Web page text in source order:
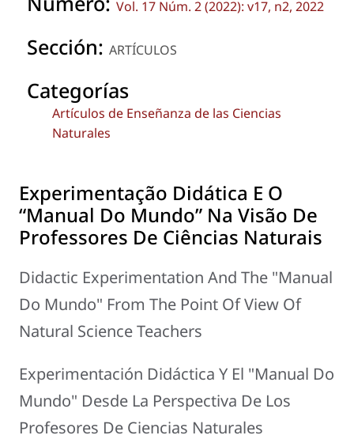
Vol. 17 Núm. 2 (2022): v17, n2, 2022
Sección: ARTÍCULOS
Categorías
Artículos de Enseñanza de las Ciencias
Naturales
Experimentação Didática E O
“Manual Do Mundo” Na Visão De
Professores De Ciências Naturais
Didactic Experimentation And The "Manual
Do Mundo" From The Point Of View Of
Natural Science Teachers
Experimentación Didáctica Y El "Manual Do
Mundo" Desde La Perspectiva De Los
Profesores De Ciencias Naturales